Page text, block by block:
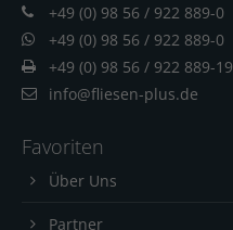
+49 (0) 98 56 / 922 889-0
+49 (0) 98 56 / 922 889-0
+49 (0) 98 56 / 922 889-19
info@fliesen-plus.de
Favoriten
Über Uns
Partner